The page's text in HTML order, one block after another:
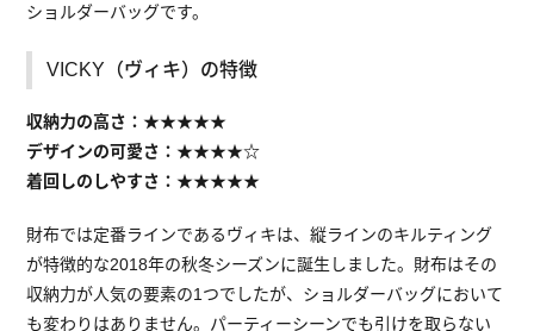
ショルダーバッグです。
VICKY（ヴィキ）の特徴
収納力の高さ：★★★★★
デザインの可愛さ：★★★★☆
着回しのしやすさ：★★★★★
財布では定番ラインであるヴィキは、縦ラインのキルティング
が特徴的な2018年の秋冬シーズンに誕生しました。財布はその
収納力が人気の要素の1つでしたが、ショルダーバッグにおいて
も変わりはありません。パーティーシーンでも引けを取らない